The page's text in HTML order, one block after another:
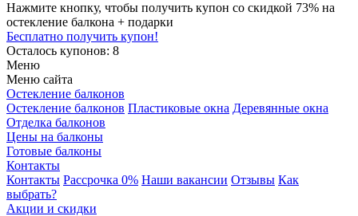
Нажмите кнопку, чтобы получить купон со скидкой 73% на
остекление балкона + подарки
Бесплатно получить купон!
Осталось купонов: 8
Меню
Меню сайта
Остекление балконов
Остекление балконов Пластиковые окна Деревянные окна
Отделка балконов
Цены на балконы
Готовые балконы
Контакты
Контакты Рассрочка 0% Наши вакансии Отзывы Как
выбрать?
Акции и скидки